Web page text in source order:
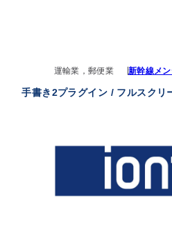
運輸業，郵便業 新幹線メ
手書き2プラグイン / フルスクリ